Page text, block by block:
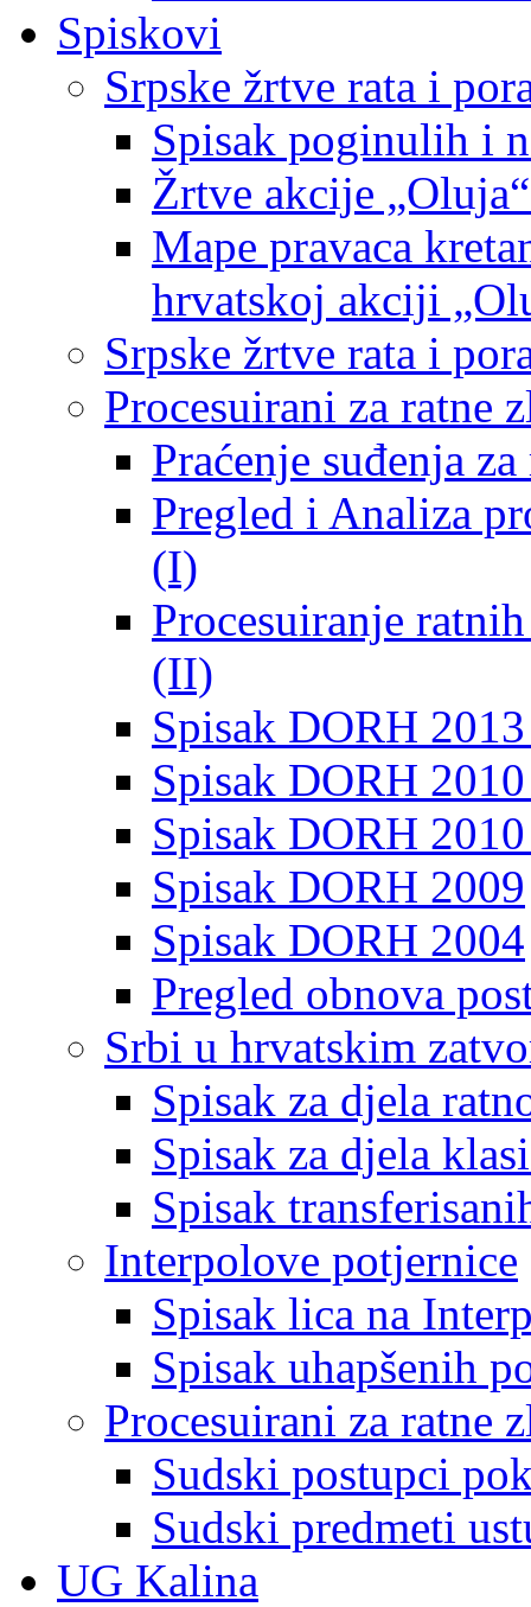
Spiskovi
Srpske žrtve rata i
Spisak poginulih i
Žrtve akcije
Mape pravaca
hrvatskoj akciji
Srpske žrtve rata i
Procesuirani za ratne
Praćenje suđenja
Pregled i Analiza
(I)
Procesuiranje
(II)
Spisak DORH
Spisak DORH
Spisak DORH
Spisak DORH 2009
Spisak DORH 2004
Pregled obnova
Srbi u hrvatskim
Spisak za djela
Spisak za djela
Spisak
Interpolove potjernice
Spisak lica na
Spisak uhapšenih
Procesuirani za ratne
Sudski postupci
Sudski predmeti
UG Kalina